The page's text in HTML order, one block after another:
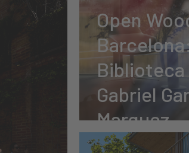
Open
Biblioteca
Gabriel
Marquez​
34 fotos